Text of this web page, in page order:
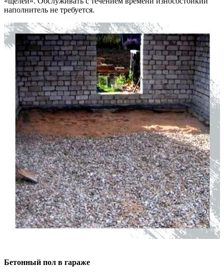
наполнитель не требуется.
Бетонный пол в гараже